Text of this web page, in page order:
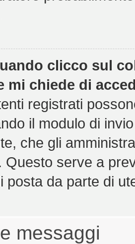
clicco sul
mi chiede di
registrati
il modulo di
che gli
Questo serve a
posta da parte di
messaggi